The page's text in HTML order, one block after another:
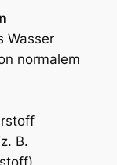
Wasser
normalem
B.